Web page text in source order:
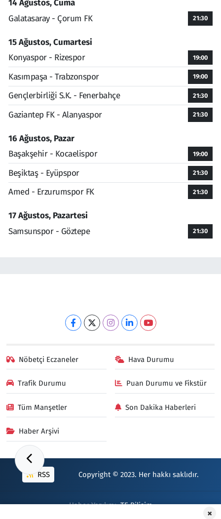
×
14 Ağustos, Cuma
Galatasaray - Çorum FK
21:30
15 Ağustos, Cumartesi
Konyaspor - Rizespor
19:00
Kasımpaşa - Trabzonspor 19:00
Gençlerbirliği S.K. - Fenerbahçe 21:30
Gaziantep FK - Alanyaspor 21:30
16 Ağustos, Pazar
Başakşehir - Kocaelispor
19:00
Beşiktaş - Eyüpspor 21:30
Amed - Erzurumspor FK 21:30
17 Ağustos, Pazartesi
Samsunspor - Göztepe
21:30
Nöbetçi Eczaneler Hava Durumu
Trafik Durumu Puan Durumu ve Fikstür
Tüm Manşetler Son Dakika Haberleri
Haber Arşivi
RSS Copyright © 2023. Her hakkı saklıdır.
Haber Yazılımı:TE Bilişim